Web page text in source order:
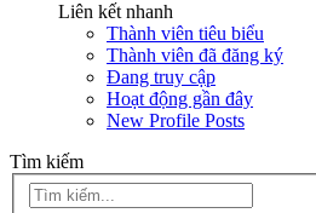
Liên kết nhanh
Thành viên tiêu biểu
Thành viên đã đăng ký
Đang truy cập
Hoạt động gần đây
New Profile Posts
Tìm kiếm